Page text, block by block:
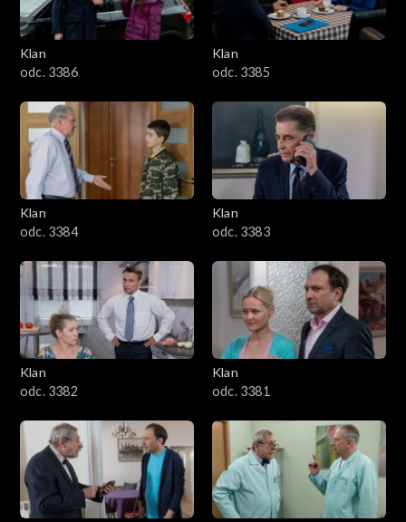
2001–2100
1901–2000
1801–1900
1701–1800
1601–1700
1501–1600
1401–1500
1301–1400
1201–1300
1101–1200
1001–1100
Klan
odc. 3386
Klan
odc. 3385
Klan
odc. 3384
Klan
odc. 3383
Klan
odc. 3382
Klan
odc. 3381